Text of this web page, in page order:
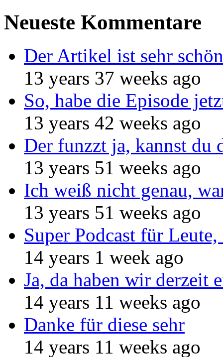
Neueste Kommentare
Der Artikel ist sehr schön
13 years 37 weeks ago
So, habe die Episode
13 years 42 weeks ago
Der funzzt ja, kannst du
13 years 51 weeks ago
Ich weiß nicht genau,
13 years 51 weeks ago
Super Podcast für Leute,
14 years 1 week ago
Ja, da haben wir derzeit
14 years 11 weeks ago
Danke für diese sehr
14 years 11 weeks ago